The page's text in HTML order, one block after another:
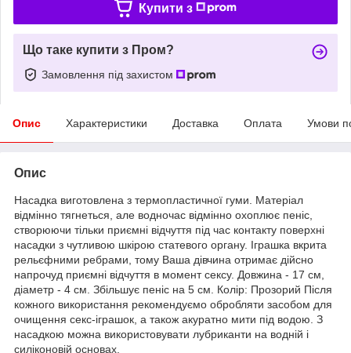
Купити з
Що таке купити з Пром?
Замовлення під захистом
Опис Характеристики Доставка Оплата Умови
Опис
Насадка виготовлена з термопластичної гуми. Матеріал
відмінно тягнеться, але водночас відмінно охоплює пеніс,
створюючи тільки приємні відчуття під час контакту поверхні
насадки з чутливою шкірою статевого органу. Іграшка вкрита
рельєфними ребрами, тому Ваша дівчина отримає дійсно
напрочуд приємні відчуття в момент сексу. Довжина - 17 см,
діаметр - 4 см. Збільшує пеніс на 5 см. Колір: Прозорий Після
кожного використання рекомендуємо обробляти засобом для
очищення секс-іграшок, а також акуратно мити під водою. З
насадкою можна використовувати лубриканти на водній і
силіконовій основах.